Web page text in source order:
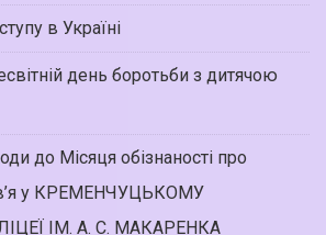
в Україні
день боротьби з дитячою
до Місяця обізнаності про
у КРЕМЕНЧУЦЬКОМУ
ІМ. А. С. МАКАРЕНКА